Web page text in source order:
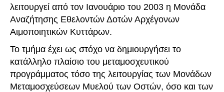
λειτουργεί από τον Ιανουάριο του 2003 η Μονάδα
Αναζήτησης Εθελοντών Δοτών Αρχέγονων
Αιμοποιητικών Κυττάρων.
Το τμήμα έχει ως στόχο να δημιουργήσει το
κατάλληλο πλαίσιο του μεταμοσχευτικού
προγράμματος τόσο της λειτουργίας των Μονάδων
Μεταμοσχεύσεων Μυελού των Οστών, όσο και των